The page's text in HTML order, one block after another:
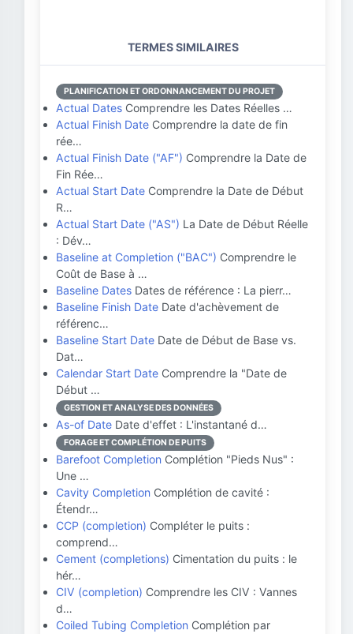
TERMES SIMILAIRES
PLANIFICATION ET ORDONNANCEMENT DU PROJET
Actual Dates Comprendre les Dates Réelles …
Actual Finish Date Comprendre la date de fin
rée…
Actual Finish Date ("AF") Comprendre la Date de
Fin Rée…
Actual Start Date Comprendre la Date de Début
R…
Actual Start Date ("AS") La Date de Début Réelle
: Dév…
Baseline at Completion ("BAC") Comprendre le
Coût de Base à …
Baseline Dates Dates de référence : La pierr…
Baseline Finish Date Date d'achèvement de
référenc…
Baseline Start Date Date de Début de Base vs.
Dat…
Calendar Start Date Comprendre la "Date de
Début …
GESTION ET ANALYSE DES DONNÉES
As-of Date Date d'effet : L'instantané d…
FORAGE ET COMPLÉTION DE PUITS
Barefoot Completion Complétion "Pieds Nus" :
Une …
Cavity Completion Complétion de cavité :
Étendr…
CCP (completion) Compléter le puits :
comprend…
Cement (completions) Cimentation du puits : le
hér…
CIV (completion) Comprendre les CIV : Vannes
d…
Coiled Tubing Completion Complétion par